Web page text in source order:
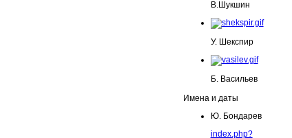
В.Шукшин
У. Шекспир
Б. Васильев
Имена и даты
Ю. Бондарев
index.php?